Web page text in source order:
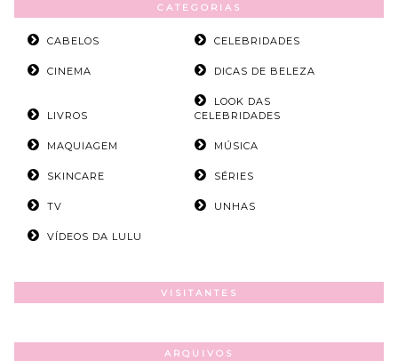
CATEGORIAS
CABELOS CELEBRIDADES
CINEMA DICAS DE BELEZA
LIVROS
LOOK DAS
CELEBRIDADES
MAQUIAGEM MÚSICA
SKINCARE SÉRIES
TV UNHAS
VÍDEOS DA LULU
VISITANTES
ARQUIVOS